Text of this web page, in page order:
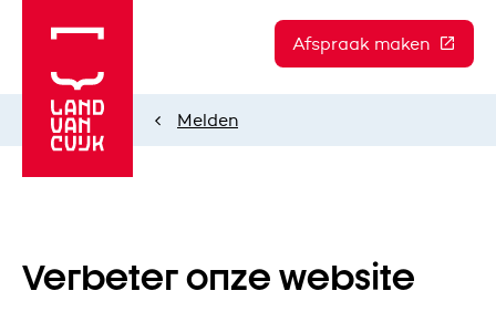
Afspraak maken (Deze
HomeMelden
Verbeter onze website